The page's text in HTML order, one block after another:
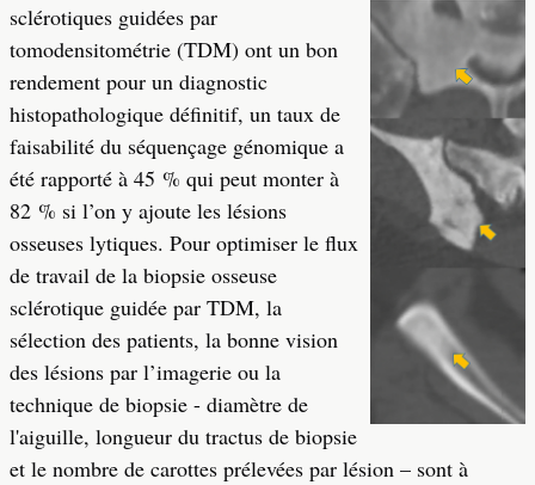
sclérotiques guidées par
tomodensitométrie (TDM) ont un bon
rendement pour un diagnostic
histopathologique définitif, un taux de
faisabilité du séquençage génomique a
été rapporté à 45 % qui peut monter à
82 % si l’on y ajoute les lésions
osseuses lytiques. Pour optimiser le flux
de travail de la biopsie osseuse
sclérotique guidée par TDM, la
sélection des patients, la bonne vision
des lésions par l’imagerie ou la
technique de biopsie - diamètre de
l'aiguille, longueur du tractus de biopsie
et le nombre de carottes prélevées par lésion – sont à